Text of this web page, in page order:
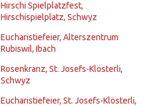
Hirschi Spielplatzfest,
Hirschispielplatz, Schwyz
Eucharistiefeier, Alterszentrum
Rubiswil, Ibach
Rosenkranz, St. Josefs-Klösterli,
Schwyz
Eucharistiefeier, St. Josefs-Klösterli,